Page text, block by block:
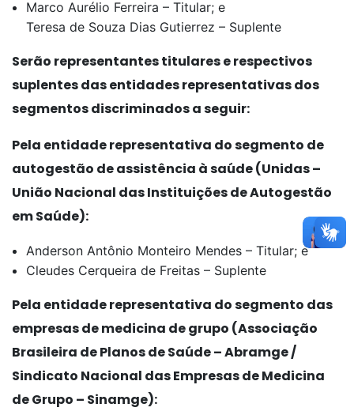
Marco Aurélio Ferreira – Titular; e
Teresa de Souza Dias Gutierrez – Suplente
Serão representantes titulares e respectivos
suplentes das entidades representativas dos
segmentos discriminados a seguir:
Pela entidade representativa do segmento de
autogestão de assistência à saúde (Unidas –
União Nacional das Instituições de Autogestão
em Saúde):
Anderson Antônio Monteiro Mendes – Titular; e
Cleudes Cerqueira de Freitas – Suplente
Pela entidade representativa do segmento das
empresas de medicina de grupo (Associação
Brasileira de Planos de Saúde – Abramge /
Sindicato Nacional das Empresas de Medicina
de Grupo – Sinamge):